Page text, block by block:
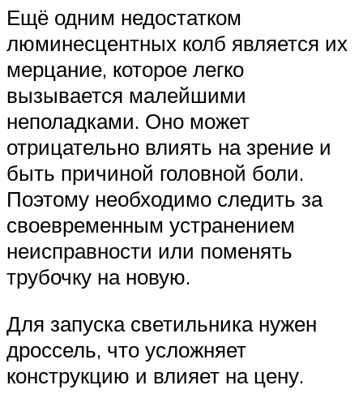
Ещё одним недостатком
люминесцентных колб является их
мерцание, которое легко
вызывается малейшими
неполадками. Оно может
отрицательно влиять на зрение и
быть причиной головной боли.
Поэтому необходимо следить за
своевременным устранением
неисправности или поменять
трубочку на новую.
Для запуска светильника нужен
дроссель, что усложняет
конструкцию и влияет на цену.